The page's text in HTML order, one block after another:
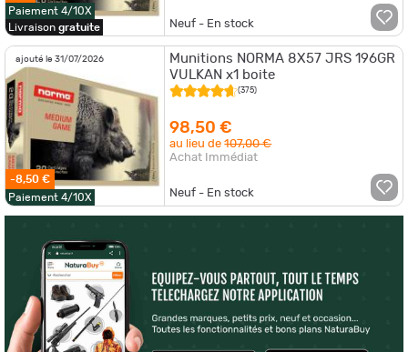
Paiement 4/10X
Livraison gratuite Neuf - En stock
ajouté le 31/07/2026
-8,50 €
Paiement 4/10X
Munitions NORMA 8X57 JRS 196GR
VULKAN x1 boite
(375)
98,50 €
au lieu de107,00 €
Achat Immédiat
Neuf - En stock